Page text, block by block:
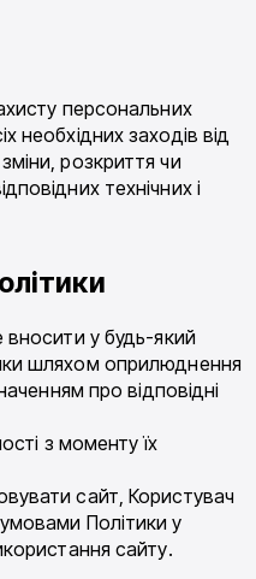
персональних
необхідних заходів від
розкриття чи
технічних і
у будь-який
шляхом оприлюднення
про відповідні
з моменту їх
сайт, Користувач
Політики у
сайту.